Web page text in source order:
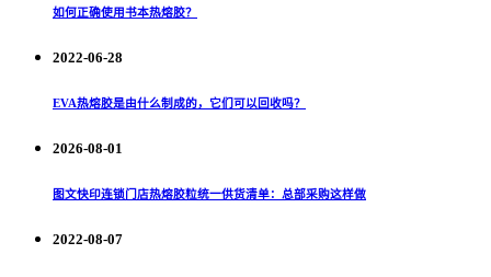
如何正确使用书本热熔胶？
2022-06-28
EVA热熔胶是由什么制成的，它们可以回收吗？
2026-08-01
图文快印连锁门店热熔胶粒统一供货清单：总部采购这样做
2022-08-07